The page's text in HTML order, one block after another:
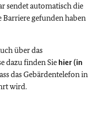
sendet automatisch die
Barriere gefunden haben
über das
dazu finden Sie hier (in
das Gebärdentelefon in
wird.